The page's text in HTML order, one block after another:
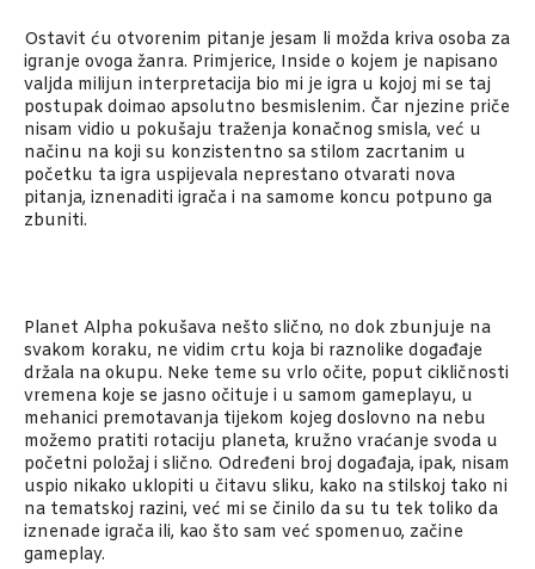
Ostavit ću otvorenim pitanje jesam li možda kriva osoba za
igranje ovoga žanra. Primjerice, Inside o kojem je napisano
valjda milijun interpretacija bio mi je igra u kojoj mi se taj
postupak doimao apsolutno besmislenim. Čar njezine priče
nisam vidio u pokušaju traženja konačnog smisla, već u
načinu na koji su konzistentno sa stilom zacrtanim u
početku ta igra uspijevala neprestano otvarati nova
pitanja, iznenaditi igrača i na samome koncu potpuno ga
zbuniti.
Planet Alpha pokušava nešto slično, no dok zbunjuje na
svakom koraku, ne vidim crtu koja bi raznolike događaje
držala na okupu. Neke teme su vrlo očite, poput cikličnosti
vremena koje se jasno očituje i u samom gameplayu, u
mehanici premotavanja tijekom kojeg doslovno na nebu
možemo pratiti rotaciju planeta, kružno vraćanje svoda u
početni položaj i slično. Određeni broj događaja, ipak, nisam
uspio nikako uklopiti u čitavu sliku, kako na stilskoj tako ni
na tematskoj razini, već mi se činilo da su tu tek toliko da
iznenade igrača ili, kao što sam već spomenuo, začine
gameplay.